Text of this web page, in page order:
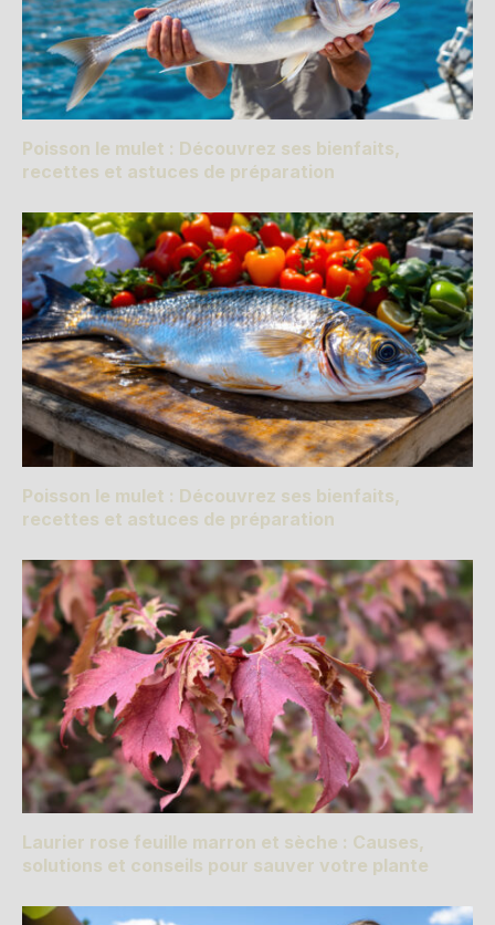
Poisson le mulet : Découvrez ses bienfaits,
recettes et astuces de préparation
Poisson le mulet : Découvrez ses bienfaits,
recettes et astuces de préparation
Laurier rose feuille marron et sèche : Causes,
solutions et conseils pour sauver votre plante